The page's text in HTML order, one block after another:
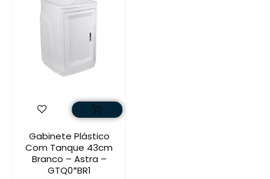
Gabinete Plástico
Com Tanque 43cm
Branco – Astra –
GTQ0*BR1